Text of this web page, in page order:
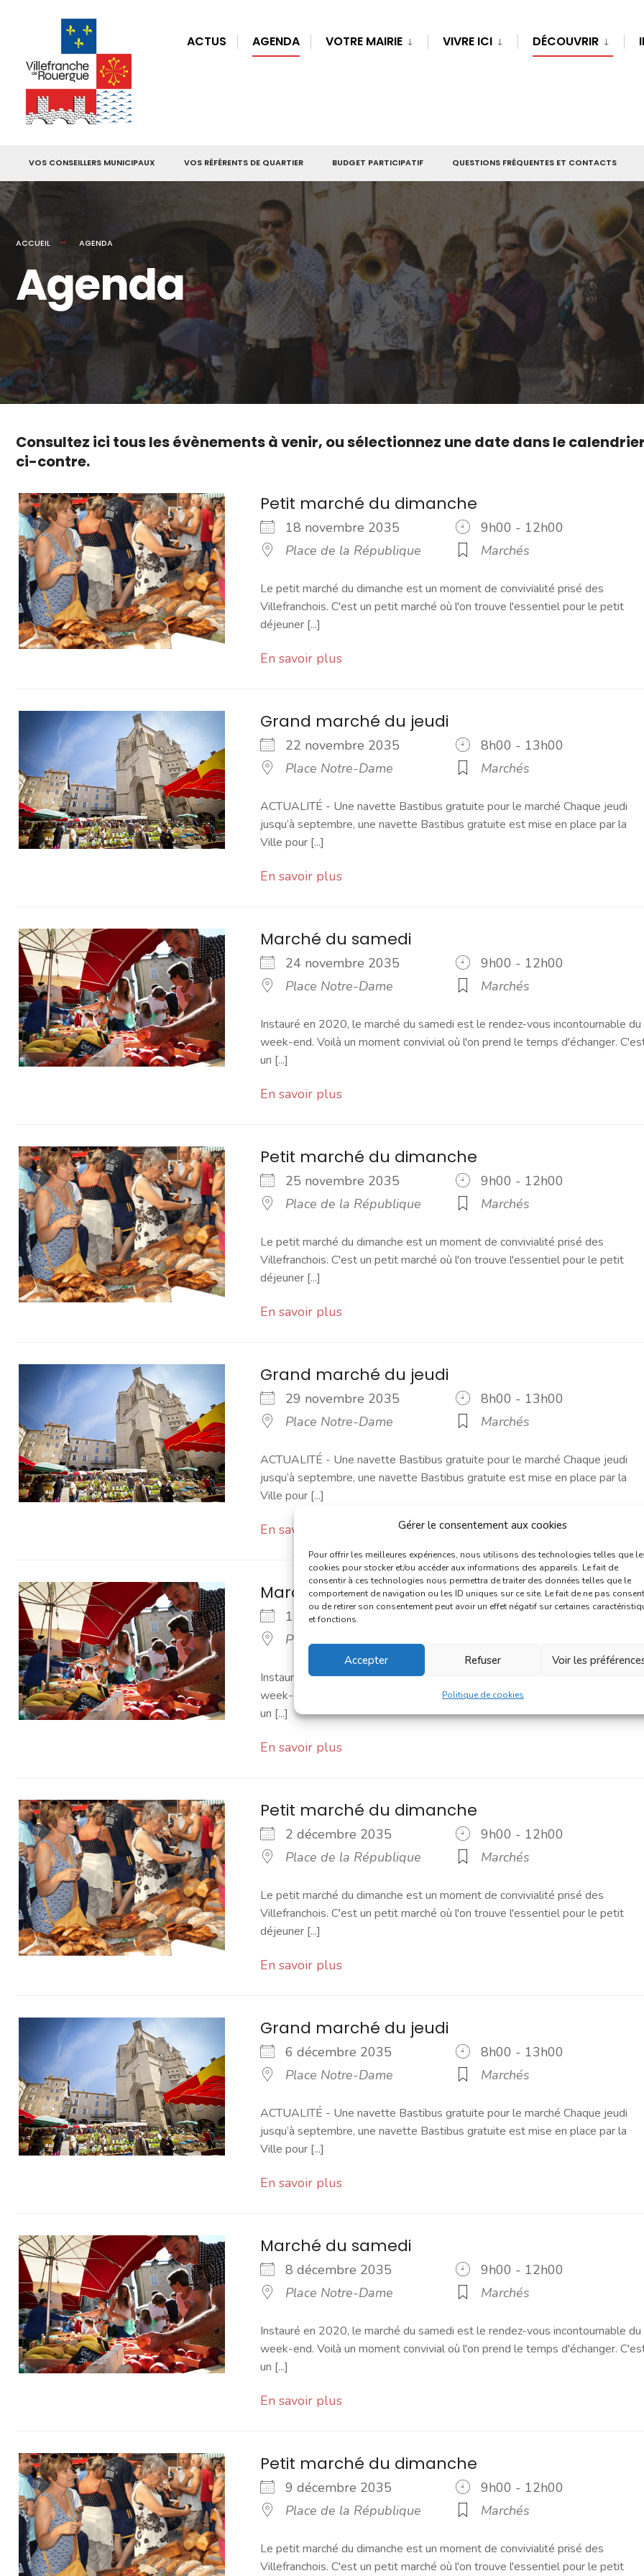
Gérer le consentement aux cookies
Pour offrir les meilleures expériences, nous utilisons des technologies telles que
cookies pour stocker et/ou accéder aux informations des appareils. Le fait de
consentir à ces technologies nous permettra de traiter des données telles que le
comportement de navigation ou les ID uniques sur ce site. Le fait de ne pas
ou de retirer son consentement peut avoir un effet négatif sur certaines
et fonctions.
Accepter Refuser Voir les
Politique de cookies
ACTUS AGENDA VOTRE MAIRIE VIVRE ICI DÉCOUVRIR
VOS CONSEILLERS MUNICIPAUX VOS RÉFÉRENTS DE QUARTIER BUDGET PARTICIPATIF QUESTIONS FRÉQUENTES ET CONTACTS
ACCUEIL AGENDA
Agenda
Consultez ici tous les évènements à venir, ou sélectionnez une date dans le
ci-contre.
Petit marché du dimanche
18 novembre 2035
9h00 - 12h00
Place de la République
Marchés
Le petit marché du dimanche est un moment de convivialité prisé des
Villefranchois. C'est un petit marché où l'on trouve l'essentiel pour le petit
déjeuner [...]
En savoir plus
Grand marché du jeudi
22 novembre 2035
8h00 - 13h00
Place Notre-Dame
Marchés
ACTUALITÉ - Une navette Bastibus gratuite pour le marché Chaque jeudi
jusqu’à septembre, une navette Bastibus gratuite est mise en place par la
Ville pour [...]
En savoir plus
Marché du samedi
24 novembre 2035
9h00 - 12h00
Place Notre-Dame
Marchés
Instauré en 2020, le marché du samedi est le rendez-vous incontournable du
week-end. Voilà un moment convivial où l'on prend le temps d'échanger.
un [...]
En savoir plus
Petit marché du dimanche
25 novembre 2035
9h00 - 12h00
Place de la République
Marchés
Le petit marché du dimanche est un moment de convivialité prisé des
Villefranchois. C'est un petit marché où l'on trouve l'essentiel pour le petit
déjeuner [...]
En savoir plus
Grand marché du jeudi
29 novembre 2035
8h00 - 13h00
Place Notre-Dame
Marchés
ACTUALITÉ - Une navette Bastibus gratuite pour le marché Chaque jeudi
jusqu’à septembre, une navette Bastibus gratuite est mise en place par la
Ville pour [...]
En savoir plus
Marché du samedi
1 décembre 2035
9h00 - 12h00
Place Notre-Dame
Instauré en 2020, le marché du samedi est le rendez-vous incontournable du
week-end. Voilà un moment convivial où l'on prend le temps d'échanger.
un [...]
En savoir plus
Petit marché du dimanche
2 décembre 2035
9h00 - 12h00
Place de la République
Marchés
Le petit marché du dimanche est un moment de convivialité prisé des
Villefranchois. C'est un petit marché où l'on trouve l'essentiel pour le petit
déjeuner [...]
En savoir plus
Grand marché du jeudi
6 décembre 2035
8h00 - 13h00
Place Notre-Dame
Marchés
ACTUALITÉ - Une navette Bastibus gratuite pour le marché Chaque jeudi
jusqu’à septembre, une navette Bastibus gratuite est mise en place par la
Ville pour [...]
En savoir plus
Marché du samedi
8 décembre 2035
9h00 - 12h00
Place Notre-Dame
Marchés
Instauré en 2020, le marché du samedi est le rendez-vous incontournable du
week-end. Voilà un moment convivial où l'on prend le temps d'échanger.
un [...]
En savoir plus
Petit marché du dimanche
9 décembre 2035
9h00 - 12h00
Place de la République
Marchés
Le petit marché du dimanche est un moment de convivialité prisé des
Villefranchois. C'est un petit marché où l'on trouve l'essentiel pour le petit